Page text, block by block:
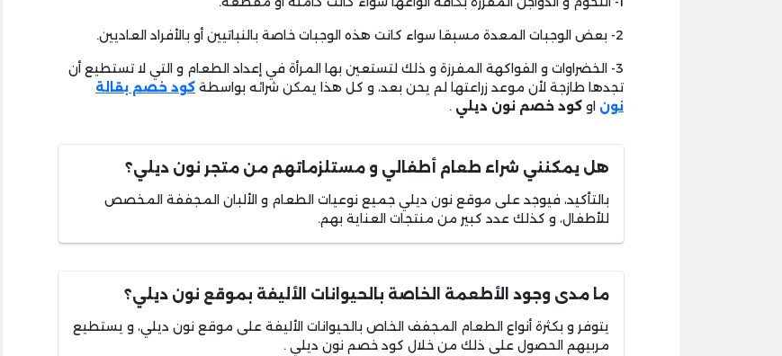
2- بعض الوجبات المعدة مسبقا سواء كانت هذه الوجبات خاصة بالنباتيين أو بالأفراد العاديين.
3- الخضراوات و الفواكهة المفرزة و ذلك لتستعين بها المرأة في إعداد الطعام و التي لا تستطيع أن
تجدها طازجة لأن موعد زراعتها لم يحن بعد، و كل هذا يمكن شرائه بواسطة كود خصم بقالة
نون او كود خصم نون ديلي .
هل يمكنني شراء طعام أطفالي و مستلزماتهم من متجر نون ديلي؟
بالتأكيد، فيوجد على موقع نون ديلي جميع نوعيات الطعام و الألبان المجففة المخصص
للأطفال، و كذلك عدد كبير من منتجات العناية بهم.
ما مدى وجود الأطعمة الخاصة بالحيوانات الأليفة بموقع نون ديلي؟
يتوفر و بكثرة أنواع الطعام المجفف الخاص بالحيوانات الأليفة على موقع نون ديلي، و يستطيع
مربيهم الحصول على ذلك من خلال كود خصم نون ديلي .